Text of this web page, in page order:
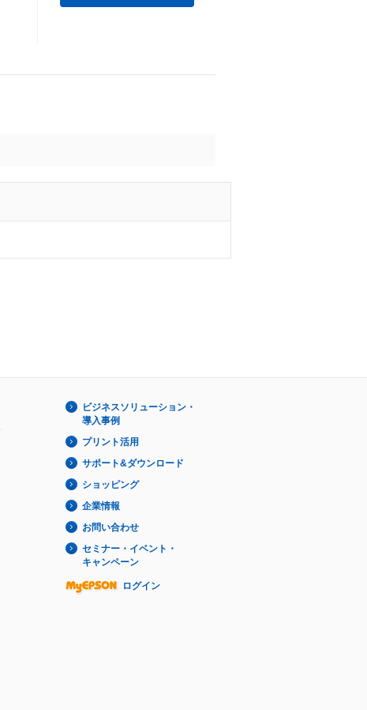
ビジネスソリューション・
導入事例
プリント活用
サポート&ダウンロード
ショッピング
企業情報
お問い合わせ
セミナー・イベント・
キャンペーン
ログイン